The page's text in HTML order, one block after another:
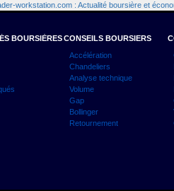
workstation.com : Actualité boursière et
BOURSIÈRESCONSEILS BOURSIERS
Accélération
Chandeliers
Analyse technique
Volume
Gap
Bollinger
Retournement